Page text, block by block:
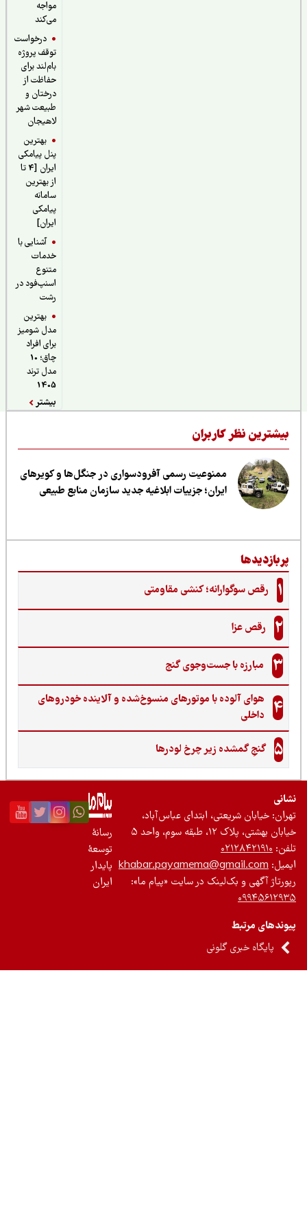
درخواست
توقف پروژه
بام‌لند برای
حفاظت از
درختان و
طبیعت شهر
لاهیجان
بهترین
پنل پیامکی
ایران [4 تا
از بهترین
سامانه
پیامکی
آشنایی با
خدمات
اسنپ‌فود در
بهترین
مدل شومیز
برای افراد
چاق؛ 10
مدل ترند
نظر کاربران
ممنوعیت رسمی آفرودسواری در جنگل‌ها و کویرهای
ایران؛ جزییات ابلاغیه جدید سازمان منابع طبیعی
رقص سوگوارانه؛ کنشی مقاومتی
رقص عزا
مبارزه با جست‌وجوی گنج‌
هوای آلوده با موتورهای منسوخ‌شده و آلاینده خودروهای
داخلی
گنجِ گمشده زیر چرخ لودرها
خیابان شریعتی، ابتدای عباس‌آباد،
بهشتی، پلاک ۱۲، طبقه سوم، واحد ۵
۰۲۱۲۸۴۲۱۹۱۰
khabar.payamema@gmail.com
آگهی و بک‌لینک در سایت «پیام ما»:
مرتبط
پایگاه خبری گلونی
رسانۀ
توسعۀ
پایدار
ایران